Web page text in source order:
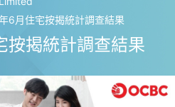
6月住宅按揭統計調查結果
揭統計調查結果